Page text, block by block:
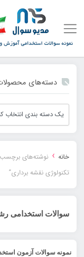
دسته‌های
خانه › نوشته‌های
تکنولوژی نقشه برداری”
سوالات استخدامی
نمونه سوالات آزمون